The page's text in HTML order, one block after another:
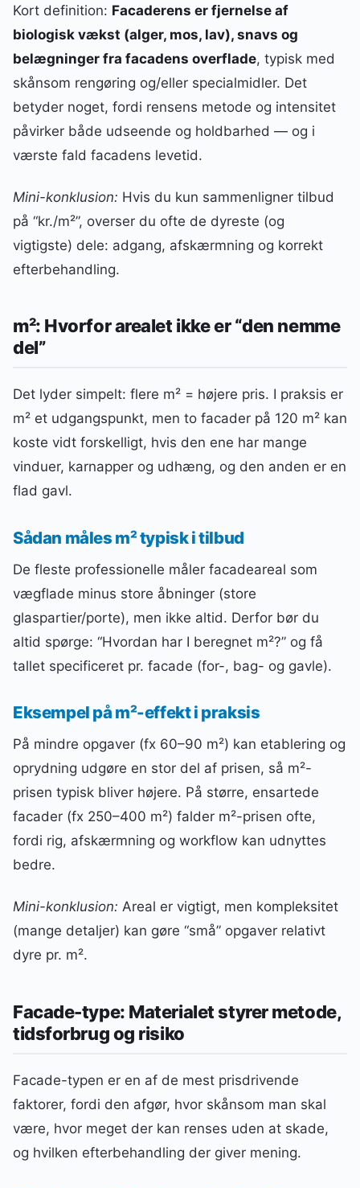
Kort definition: Facaderens er fjernelse af
biologisk vækst (alger, mos, lav), snavs og
belægninger fra facadens overflade, typisk med
skånsom rengøring og/eller specialmidler. Det
betyder noget, fordi rensens metode og intensitet
påvirker både udseende og holdbarhed — og i
værste fald facadens levetid.
Mini-konklusion: Hvis du kun sammenligner tilbud
på “kr./m²”, overser du ofte de dyreste (og
vigtigste) dele: adgang, afskærmning og korrekt
efterbehandling.
m²: Hvorfor arealet ikke er “den nemme
del”
Det lyder simpelt: flere m² = højere pris. I praksis er
m² et udgangspunkt, men to facader på 120 m² kan
koste vidt forskelligt, hvis den ene har mange
vinduer, karnapper og udhæng, og den anden er en
flad gavl.
Sådan måles m² typisk i tilbud
De fleste professionelle måler facadeareal som
vægflade minus store åbninger (store
glaspartier/porte), men ikke altid. Derfor bør du
altid spørge: “Hvordan har I beregnet m²?” og få
tallet specificeret pr. facade (for-, bag- og gavle).
Eksempel på m²-effekt i praksis
På mindre opgaver (fx 60–90 m²) kan etablering og
oprydning udgøre en stor del af prisen, så m²-
prisen typisk bliver højere. På større, ensartede
facader (fx 250–400 m²) falder m²-prisen ofte,
fordi rig, afskærmning og workflow kan udnyttes
bedre.
Mini-konklusion: Areal er vigtigt, men kompleksitet
(mange detaljer) kan gøre “små” opgaver relativt
dyre pr. m².
Facade-type: Materialet styrer metode,
tidsforbrug og risiko
Facade-typen er en af de mest prisdrivende
faktorer, fordi den afgør, hvor skånsom man skal
være, hvor meget der kan renses uden at skade,
og hvilken efterbehandling der giver mening.